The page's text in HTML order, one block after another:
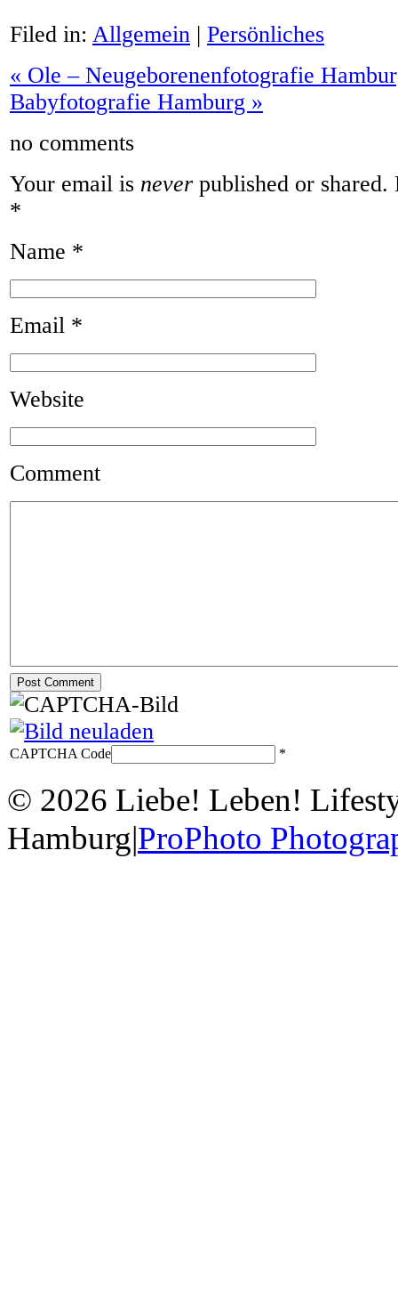
Filed in: Allgemein | Persönliches
« Ole – Neugeborenenfotografie
Babyfotografie Hamburg »
no comments
Your email is never published or
*
Name *
Email *
Website
Comment
CAPTCHA Code *
© 2026 Liebe! Leben!
Hamburg|ProPhoto